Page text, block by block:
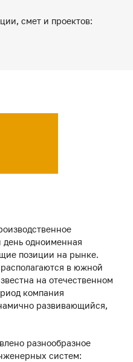
смет и проектов:
одноименная
позиции на рынке.
в южной
на отечественном
компания
развивающийся,
разнообразное
систем: